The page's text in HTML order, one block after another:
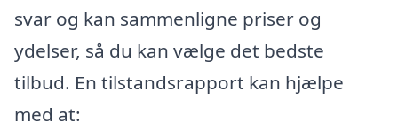
svar og kan sammenligne priser og
ydelser, så du kan vælge det bedste
tilbud. En tilstandsrapport kan hjælpe
med at: